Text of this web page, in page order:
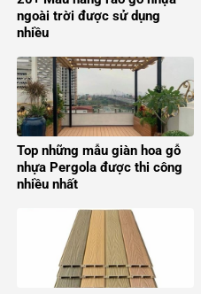
ngoài trời được sử dụng
nhiều
Top những mẫu giàn hoa gỗ
nhựa Pergola được thi công
nhiều nhất